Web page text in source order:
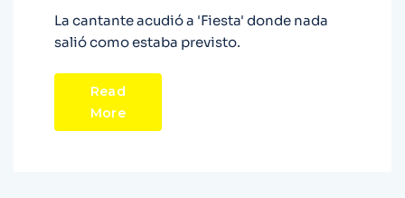
La cantante acudió a 'Fiesta' donde nada
salió como estaba previsto.
Read
More